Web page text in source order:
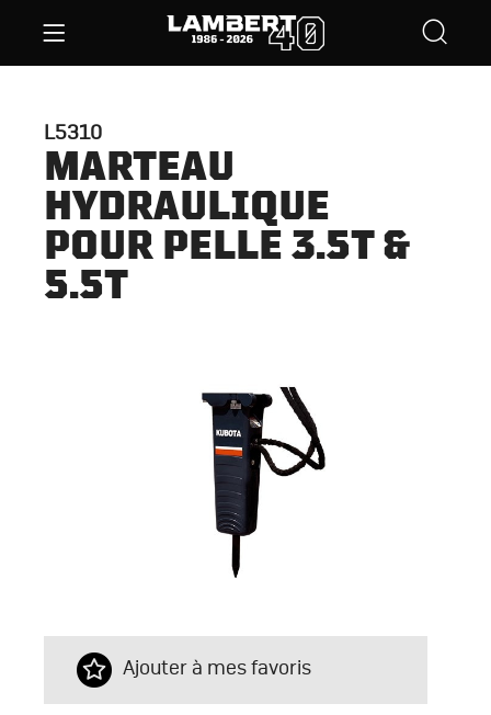
L5310
MARTEAU
HYDRAULIQUE
POUR PELLE 3.5T &
5.5T
Ajouter à mes favoris